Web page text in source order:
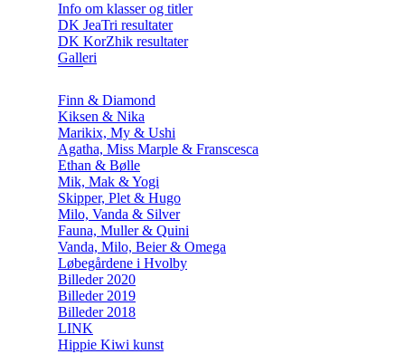
Info om klasser og titler
DK JeaTri resultater
DK KorZhik resultater
Galleri
Finn & Diamond
Kiksen & Nika
Marikix, My & Ushi
Agatha, Miss Marple & Franscesca
Ethan & Bølle
Mik, Mak & Yogi
Skipper, Plet & Hugo
Milo, Vanda & Silver
Fauna, Muller & Quini
Vanda, Milo, Beier & Omega
Løbegårdene i Hvolby
Billeder 2020
Billeder 2019
Billeder 2018
LINK
Hippie Kiwi kunst